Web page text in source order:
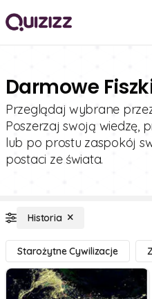
Darmowe
Przeglądaj wybrane
Poszerzaj swoją wiedzę,
lub po prostu zaspokój
postaci ze świata.
Historia
Starożytne Cywilizacje